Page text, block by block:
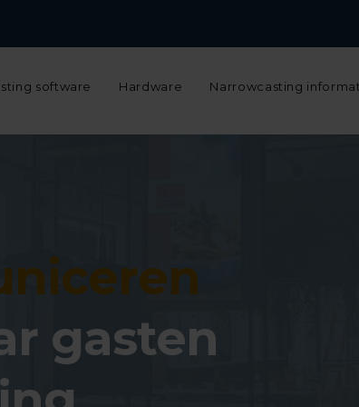
software Hardware Narrowcasting
gasten